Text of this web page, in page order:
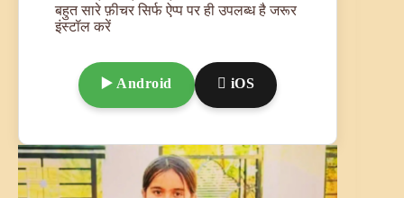
बहुत सारे फ़ीचर सिर्फ ऐप्प पर ही उपलब्ध है जरूर
इंस्टॉल करें
▶️ Android  iOS